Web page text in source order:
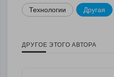
Технологии Другая
ДРУГОЕ ЭТОГО АВТОРА